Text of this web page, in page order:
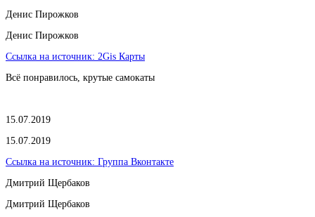
​Денис Пирожков
​Денис Пирожков
Ссылка на источник: 2Gis Карты
Всё понравилось, крутые самокаты
15.07.2019
15.07.2019
Ссылка на источник: Группа Вконтакте
Дмитрий Щербаков
Дмитрий Щербаков